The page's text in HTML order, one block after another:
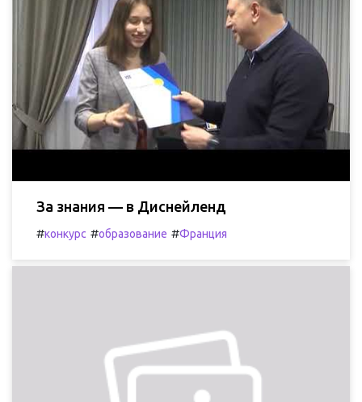
За знания — в Диснейленд
#конкурс #образование #Франция